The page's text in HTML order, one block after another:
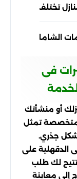
تختلف عن
الشاملة توفر
فى
أو منشأتك
متخصصة تمثل
جذري.
الدقهلية على
لك طلب
إلى معاينة